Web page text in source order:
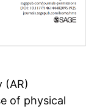
(AR)
of physical